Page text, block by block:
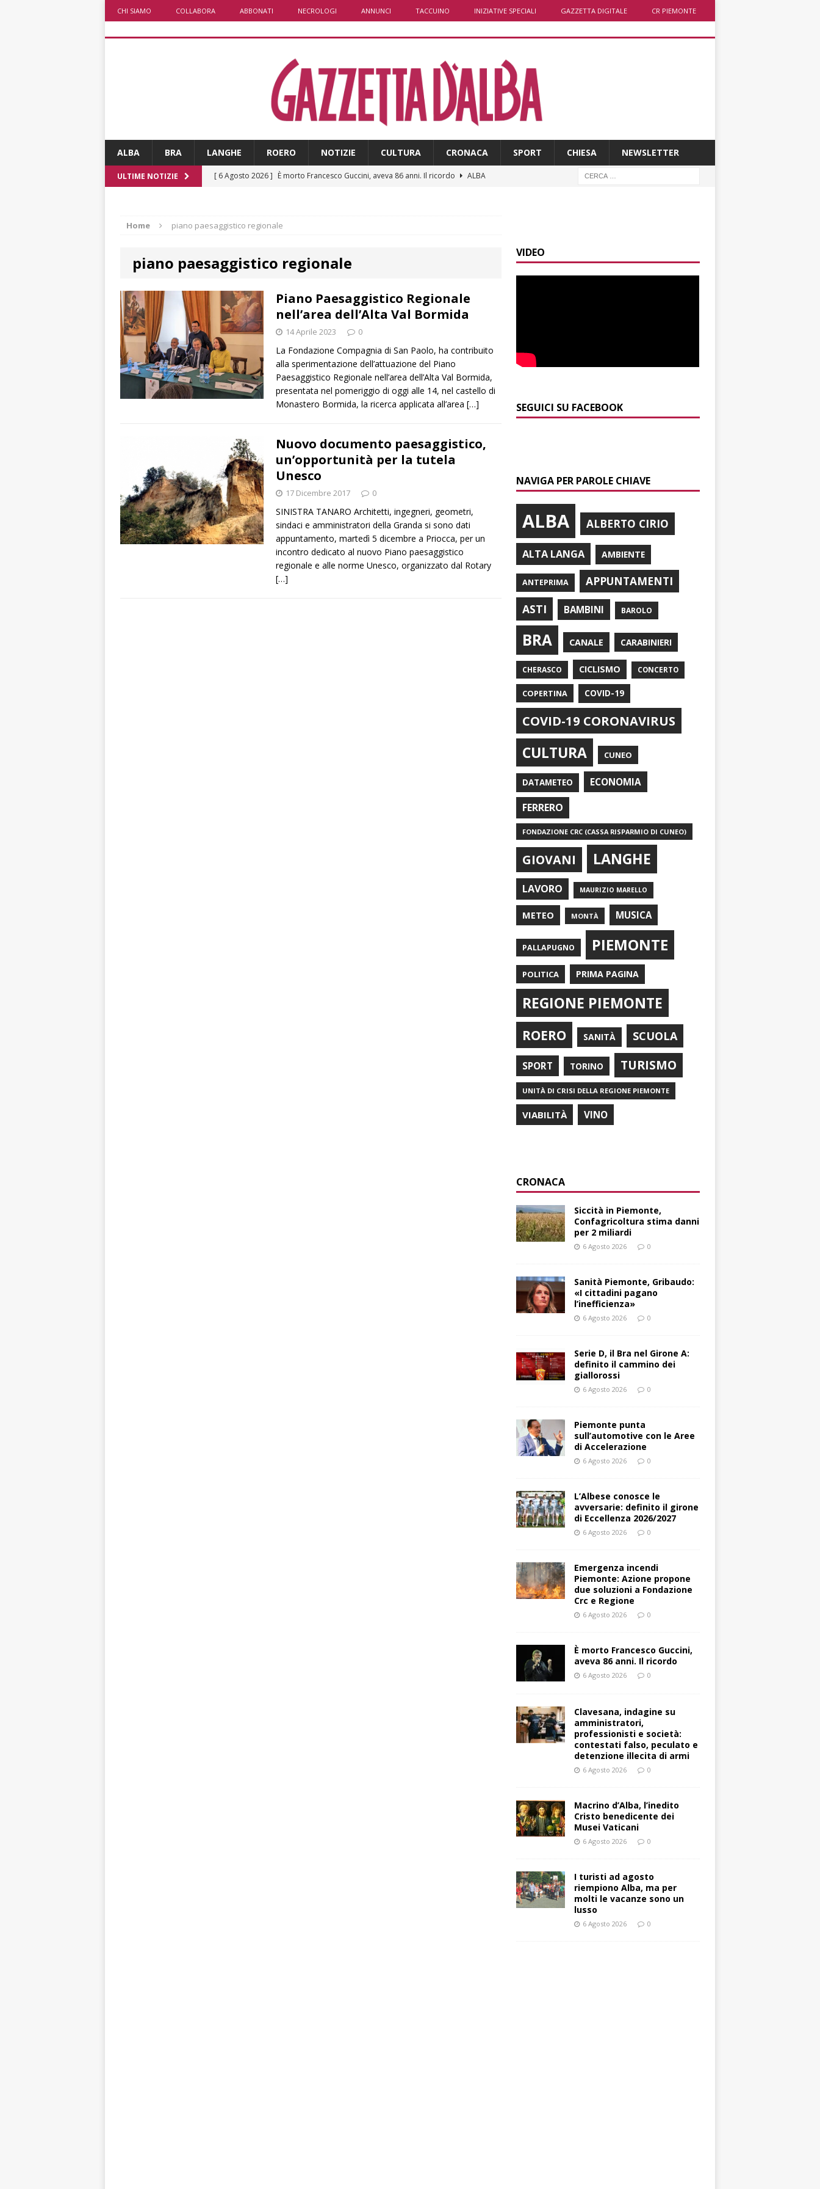
CHI SIAMO COLLABORA ABBONATI NECROLOGI ANNUNCI TACCUINO INIZIATIVE SPECIALI GAZZETTA DIGITALE CR PIEMONTE
ALBA BRA LANGHE ROERO NOTIZIE CULTURA CRONACA SPORT CHIESA NEWSLETTER
ULTIME NOTIZIE [ 6 Agosto 2026 ] È morto Francesco Guccini, aveva 86 anni. Il ricordo
ALBA
ARCHIVIO
ALTRE NOTIZIE
[ 6 Agosto 2026 ]
Sanità Piemonte, Gribaudo: «I cittadini pagano l’inefficienza»
ALTRE NOTIZIE
[ 6 Agosto 2026 ]
Serie D, il Bra nel Girone A: definito il cammino dei giallorossi
BRA
Piemonte punta sull’automotive con le Aree di Accelerazione
[ 6 Agosto 2026 ]
Emergenza incendi Piemonte: Azione propone due soluzioni a
Fondazione Crc e Regione
ALBA
Home piano paesaggistico regionale
piano paesaggistico regionale
Piano Paesaggistico Regionale
nell’area dell’Alta Val Bormida
14 Aprile 2023 0
La Fondazione Compagnia di San Paolo, ha contribuito
alla sperimentazione dell’attuazione del Piano
Paesaggistico Regionale nell’area dell’Alta Val Bormida,
presentata nel pomeriggio di oggi alle 14, nel castello di
Monastero Bormida, la ricerca applicata all’area […]
Nuovo documento paesaggistico,
un’opportunità per la tutela
Unesco
17 Dicembre 2017 0
SINISTRA TANARO Architetti, ingegneri, geometri,
sindaci e amministratori della Granda si sono dati
appuntamento, martedì 5 dicembre a Priocca, per un
incontro dedicato al nuovo Piano paesaggistico
regionale e alle norme Unesco, organizzato dal Rotary
[…]
VIDEO
SEGUICI SU FACEBOOK
NAVIGA PER PAROLE CHIAVE
ALBA ALBERTO CIRIO
ALTA LANGA AMBIENTE
ANTEPRIMA
APPUNTAMENTI
ASTI
BAMBINI BAROLO
BRA CANALE CARABINIERI
CHERASCO CICLISMO CONCERTO
COPERTINA COVID-19
COVID-19 CORONAVIRUS
CULTURA CUNEO
DATAMETEO ECONOMIA
FERRERO
FONDAZIONE CRC (CASSA RISPARMIO DI CUNEO)
GIOVANI LANGHE
LAVORO MAURIZIO MARELLO
METEO MONTÀ MUSICA
PALLAPUGNO PIEMONTE
POLITICA PRIMA PAGINA
REGIONE PIEMONTE
ROERO SANITÀ SCUOLA
SPORT TORINO TURISMO
UNITÀ DI CRISI DELLA REGIONE PIEMONTE
VIABILITÀ VINO
CRONACA
Siccità in Piemonte,
Confagricoltura stima danni
per 2 miliardi
6 Agosto 2026 0
Sanità Piemonte, Gribaudo:
«I cittadini pagano
l’inefficienza»
6 Agosto 2026 0
Serie D, il Bra nel Girone A:
definito il cammino dei
giallorossi
6 Agosto 2026 0
Piemonte punta
sull’automotive con le Aree
di Accelerazione
6 Agosto 2026 0
L’Albese conosce le
avversarie: definito il girone
di Eccellenza 2026/2027
6 Agosto 2026 0
Emergenza incendi
Piemonte: Azione propone
due soluzioni a Fondazione
Crc e Regione
6 Agosto 2026 0
È morto Francesco Guccini,
aveva 86 anni. Il ricordo
6 Agosto 2026 0
Clavesana, indagine su
amministratori,
professionisti e società:
contestati falso, peculato e
detenzione illecita di armi
6 Agosto 2026 0
Macrino d’Alba, l’inedito
Cristo benedicente dei
Musei Vaticani
6 Agosto 2026 0
I turisti ad agosto
riempiono Alba, ma per
molti le vacanze sono un
lusso
6 Agosto 2026 0